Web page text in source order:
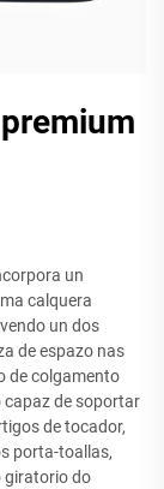
un
calquera
un dos
de espazo nas
de colgamento
de soportar
de tocador,
porta-toallas,
giratorio do